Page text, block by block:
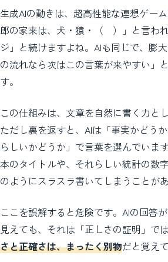
生成AIの動きは、超高性能な連想ゲー
郎の家来は、犬・猿・（ ）」と言わ
ジ」と続けますよね。AIも同じで、膨
の流れなら次はこの言葉が来やすい」
す。
この仕組みは、文章を自然に書く力と
ただし裏を返すと、AIは「事実かどう
らしいかどうか」で言葉を選んでいま
本のタイトルや、それらしい統計の数
のようにスラスラ書いてしまうことが
ここを誤解すると危険です。AIの回答
見えても、それは「正しさの証明」で
さと正確さは、まったく別物だと覚え